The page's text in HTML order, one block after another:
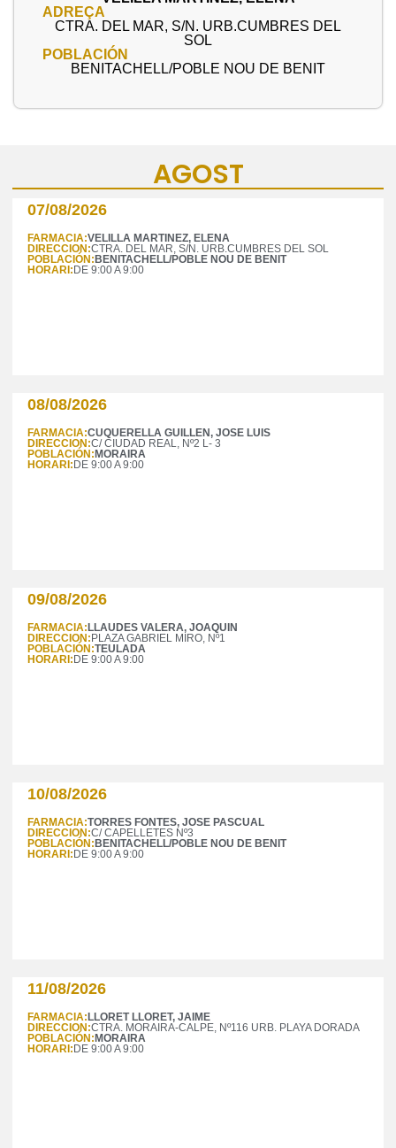
ADREÇA
CTRA. DEL MAR, S/N. URB.CUMBRES DEL
SOL
POBLACIÓN
BENITACHELL/POBLE NOU DE BENIT
AGOST
07/08/2026
FARMACIA:VELILLA MARTINEZ, ELENA
DIRECCION:CTRA. DEL MAR, S/N. URB.CUMBRES DEL SOL
POBLACIÓN: BENITACHELL/POBLE NOU DE BENIT
HORARI: DE 9:00 A 9:00
08/08/2026
FARMACIA:CUQUERELLA GUILLEN, JOSE LUIS
DIRECCION:C/ CIUDAD REAL, Nº2 L- 3
POBLACIÓN: MORAIRA
HORARI: DE 9:00 A 9:00
09/08/2026
FARMACIA: LLAUDES VALERA, JOAQUIN
DIRECCION: PLAZA GABRIEL MIRO, Nº1
POBLACIÓN:TEULADA
HORARI: DE 9:00 A 9:00
10/08/2026
FARMACIA:TORRES FONTES, JOSE PASCUAL
DIRECCION:C/ CAPELLETES Nº3
POBLACIÓN: BENITACHELL/POBLE NOU DE BENIT
HORARI: DE 9:00 A 9:00
11/08/2026
FARMACIA: LLORET LLORET, JAIME
DIRECCION:CTRA. MORAIRA-CALPE, Nº116 URB. PLAYA DORADA
POBLACIÓN: MORAIRA
HORARI: DE 9:00 A 9:00